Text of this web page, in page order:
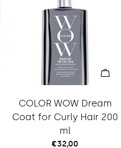
Warenkorb legen In
Typ:
COLOR WOW Dream
Coat for Curly Hair 200
ml
Regulärer
€32,00